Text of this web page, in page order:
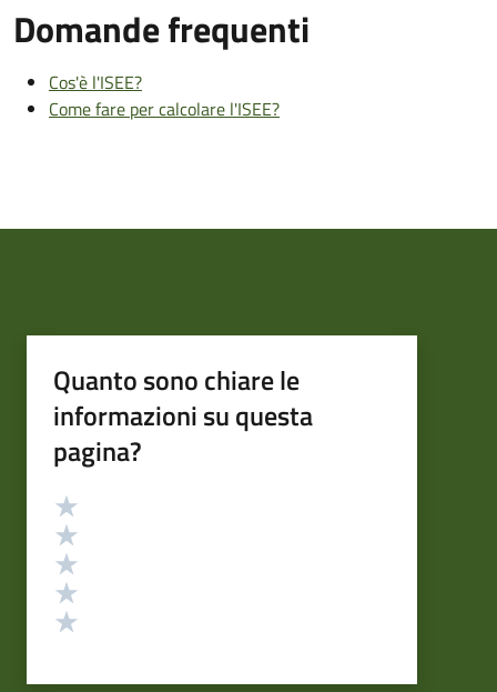
Domande frequenti
Cos'è l'ISEE?
Come fare per calcolare l'ISEE?
Quanto sono chiare le
informazioni su questa
pagina?
Valutazione